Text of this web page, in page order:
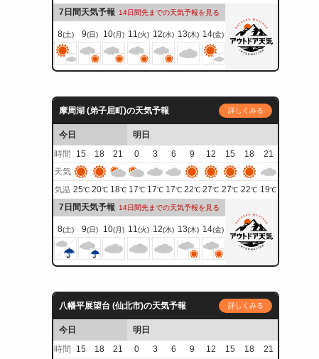
7日間天気予報 14日間先までの天気予報を見る
8(土) 9(日) 10(月) 11(火) 12(水) 13(木) 14(金)
摩周湖 (弟子屈町)の天気予報 詳しくみる
今日
明日
時間
15 18 21 0 3 6 9 12 15 18
21
天気
気温 25℃ 20℃ 18℃ 17℃ 17℃ 17℃ 22℃ 27℃ 27℃ 22℃ 19℃
7日間天気予報 14日間先までの天気予報を見る
8(土) 9(日) 10(月) 11(火) 12(水) 13(木) 14(金)
八幡平展望台 (仙北市)の天気予報 詳しくみる
今日
明日
時間
15 18 21 0 3 6 9 12 15 18
21